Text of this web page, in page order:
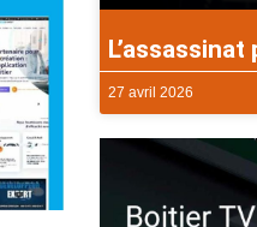
27 avril 2026